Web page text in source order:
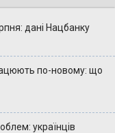
дані Нацбанку
по-новому: що
українців